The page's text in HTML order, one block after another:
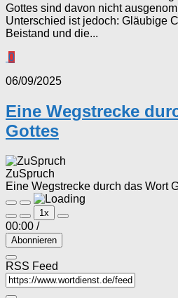
Gottes sind davon nicht
Unterschied ist jedoch: Gläubige
Beistand und die...
0
06/09/2025
Eine Wegstrecke
Gottes
ZuSpruch
Eine Wegstrecke durch das Wort
Play
Episode
Pause
Episode
1x
00:00 /
Abonnieren
RSS Feed